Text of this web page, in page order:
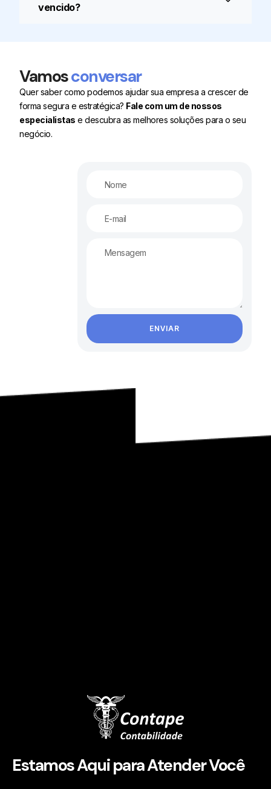
vencido?
Vamosconversar
Quer saber como podemos ajudar sua empresa a crescer de
forma segura e estratégica? Fale com um de nossos
especialistas e descubra as melhores soluções para o seu
negócio.
ENVIAR
Estamos Aqui para Atender Você